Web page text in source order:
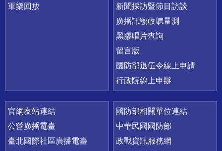
軍樂回放
新聞採訪暨節目訪談
廣播訊號收聽量測
黑膠唱片查詢
留言版
國防部退伍令線上申請
行政院線上申辦
官網友站連結
公營廣播電臺
臺北國際社區廣播電臺
國防部相關單位連結
中華民國國防部
政戰資訊服務網